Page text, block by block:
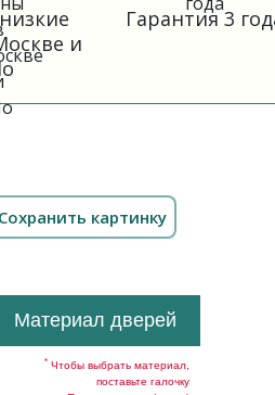
и
Гарантия 3
Материал дверей
* Чтобы выбрать материал,
поставьте галочку